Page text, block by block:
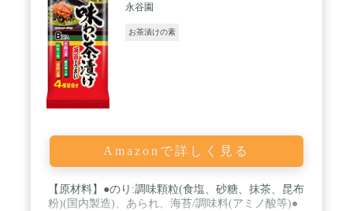
永谷園
お茶漬けの素
Amazonで詳しく見る
【原材料】●のり:調味顆粒(食塩、砂糖、抹茶、昆布
粉)(国内製造)、あられ、海苔/調味料(アミノ酸等)●